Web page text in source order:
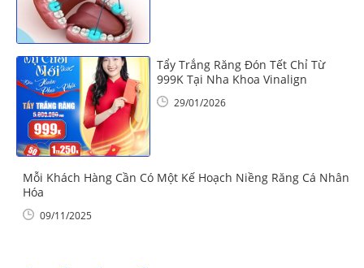
Tẩy Trắng Răng Đón Tết Chỉ Từ
999K Tại Nha Khoa Vinalign
29/01/2026
Mỗi Khách Hàng Cần Có Một Kế Hoạch Niềng Răng Cá Nhân
Hóa
09/11/2025